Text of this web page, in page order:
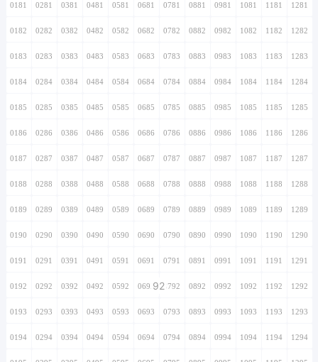
0181 0281 0381 0481 0581 0681 0781 0881 0981 1081 1181 1281
0182 0282 0382 0482 0582 0682 0782 0882 0982 1082 1182 1282
0183 0283 0383 0483 0583 0683 0783 0883 0983 1083 1183 1283
0184 0284 0384 0484 0584 0684 0784 0884 0984 1084 1184 1284
0185 0285 0385 0485 0585 0685 0785 0885 0985 1085 1185 1285
0186 0286 0386 0486 0586 0686 0786 0886 0986 1086 1186 1286
0187 0287 0387 0487 0587 0687 0787 0887 0987 1087 1187 1287
0188 0288 0388 0488 0588 0688 0788 0888 0988 1088 1188 1288
0189 0289 0389 0489 0589 0689 0789 0889 0989 1089 1189 1289
0190 0290 0390 0490 0590 0690 0790 0890 0990 1090 1190 1290
0191 0291 0391 0491 0591 0691 0791 0891 0991 1091 1191 1291
0192 0292 0392 0492 0592 0692920792 0892 0992 1092 1192 1292
0193 0293 0393 0493 0593 0693 0793 0893 0993 1093 1193 1293
0194 0294 0394 0494 0594 0694 0794 0894 0994 1094 1194 1294